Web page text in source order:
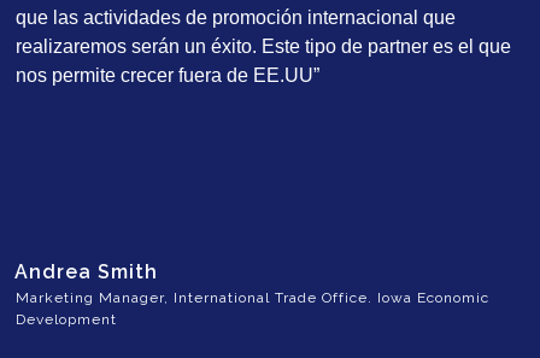
que las actividades de promoción internacional que
realizaremos serán un éxito. Este tipo de partner es el que
nos permite crecer fuera de EE.UU”
Andrea Smith
Marketing Manager, International Trade Office. Iowa Economic
Development